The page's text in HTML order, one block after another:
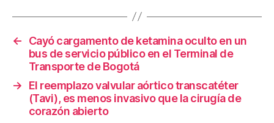
o
o
k
tir
←
Cayó cargamento de ketamina oculto en un
bus de servicio público en el Terminal de
Transporte de Bogotá
→
El reemplazo valvular aórtico transcatéter
(Tavi), es menos invasivo que la cirugía de
corazón abierto